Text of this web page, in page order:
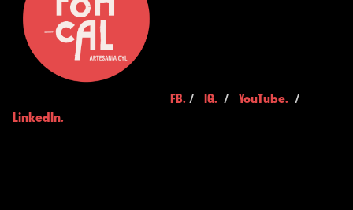
FB. / IG. / YouTube. /
LinkedIn.